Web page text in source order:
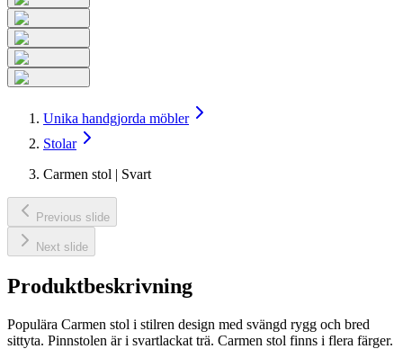
Unika handgjorda möbler
Stolar
Carmen stol | Svart
Previous slide
Next slide
Produktbeskrivning
Populära Carmen stol i stilren design med svängd rygg och bred
sittyta. Pinnstolen är i svartlackat trä. Carmen stol finns i flera färger.